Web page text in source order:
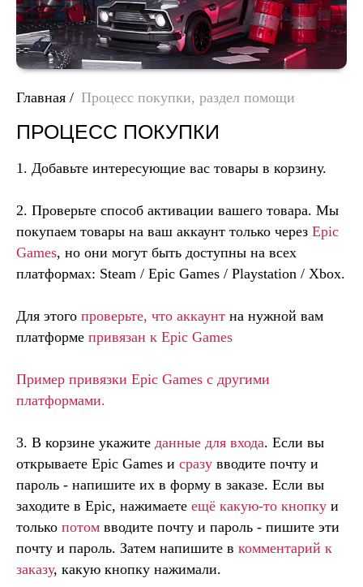
Главная / Процесс покупки, раздел помощи
ПРОЦЕСС ПОКУПКИ
1. Добавьте интересующие вас товары в корзину.
2. Проверьте способ активации вашего товара. Мы
покупаем товары на ваш аккаунт только через Epic
Games, но они могут быть доступны на всех
платформах: Steam / Epic Games / Playstation / Xbox.
Для этого проверьте, что аккаунт на нужной вам
платформе привязан к Epic Games
Пример привязки Epic Games с другими
платформами.
3. В корзине укажите данные для входа. Если вы
открываете Epic Games и сразу вводите почту и
пароль - напишите их в форму в заказе. Если вы
заходите в Epic, нажимаете ещё какую-то кнопку и
только потом вводите почту и пароль - пишите эти
почту и пароль. Затем напишите в комментарий к
заказу, какую кнопку нажимали.